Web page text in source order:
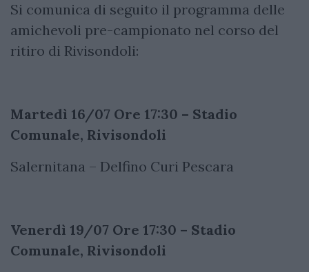
Si comunica di seguito il programma delle
amichevoli pre-campionato nel corso del
ritiro di Rivisondoli:
Martedì 16/07 Ore 17:30 – Stadio
Comunale, Rivisondoli
Salernitana – Delfino Curi Pescara
Venerdì 19/07 Ore 17:30 – Stadio
Comunale, Rivisondoli